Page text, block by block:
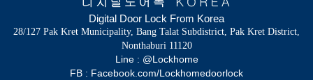
Digital Door Lock From Korea
28/127 Pak Kret Municipality, Bang Talat Subdistrict, Pak Kret District,
Nonthaburi 11120
Line : @Lockhome
FB : Facebook.com/Lockhomedoorlock